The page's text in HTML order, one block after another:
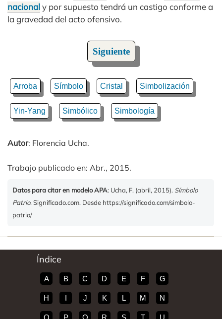
nacionaly por supuesto tendrá un castigo conforme a
la gravedad del acto ofensivo.
Siguiente
Arroba Símbolo Cristal Simbolización
Yin-Yang Simbólico Simbología
Autor: Florencia Ucha.
Trabajo publicado en: Abr., 2015.
Datos para citar en modelo APA: Ucha, F. (abril, 2015). Símbolo
Patrio. Significado.com. Desde https://significado.com/simbolo-
patrio/
Índice
A B C D E F G
H I J K L M N
O P Q R S T U